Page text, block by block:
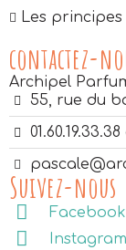
Les
contactez-
Archipel
55, rue du
Suivez-nous
Facebook
Instagram